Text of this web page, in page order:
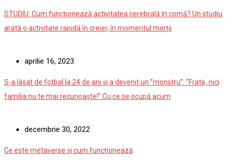
STUDIU. Cum funcționează activitatea cerebrală în comă? Un studiu
arată o activitate rapidă în creier, în momentul morții
aprilie 16, 2023
S-a lăsat de fotbal la 24 de ani și a devenit un ”monstru”: ”Frate, nici
familia nu te mai recunoaște!” Cu ce se ocupă acum
decembrie 30, 2022
Ce este metaverse și cum funcționează